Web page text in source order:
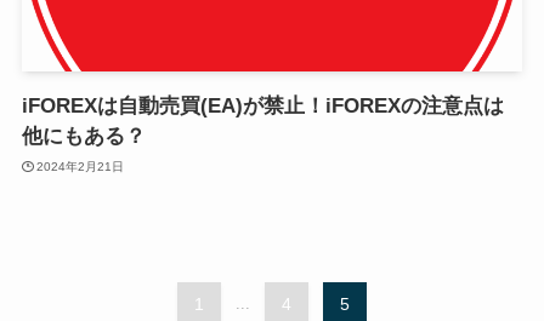
iFOREXは自動売買(EA)が禁止！iFOREXの注意点は
他にもある？
2024年2月21日
1 ... 4 5